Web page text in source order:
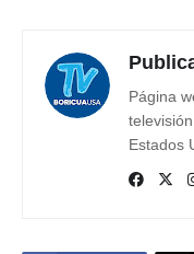
Página
Estados